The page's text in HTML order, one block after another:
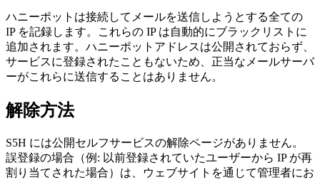
ハニーポットは接続してメールを送信しようとする全ての
IP を記録します。これらの IP は自動的にブラックリストに
追加されます。ハニーポットアドレスは公開されておらず、
サービスに登録されたこともないため、正当なメールサーバ
ーがこれらに送信することはありません。
解除方法
S5H には公開セルフサービスの解除ページがありません。
誤登録の場合（例: 以前登録されていたユーザーから IP が再
割り当てされた場合）は、ウェブサイトを通じて管理者にお